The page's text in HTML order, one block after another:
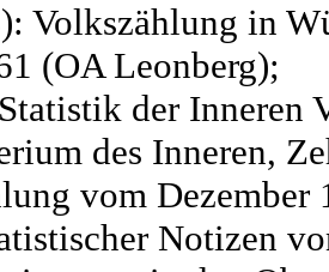
Volkszählung in
(OA Leonberg);
der Inneren
des Inneren,
vom
Notizen